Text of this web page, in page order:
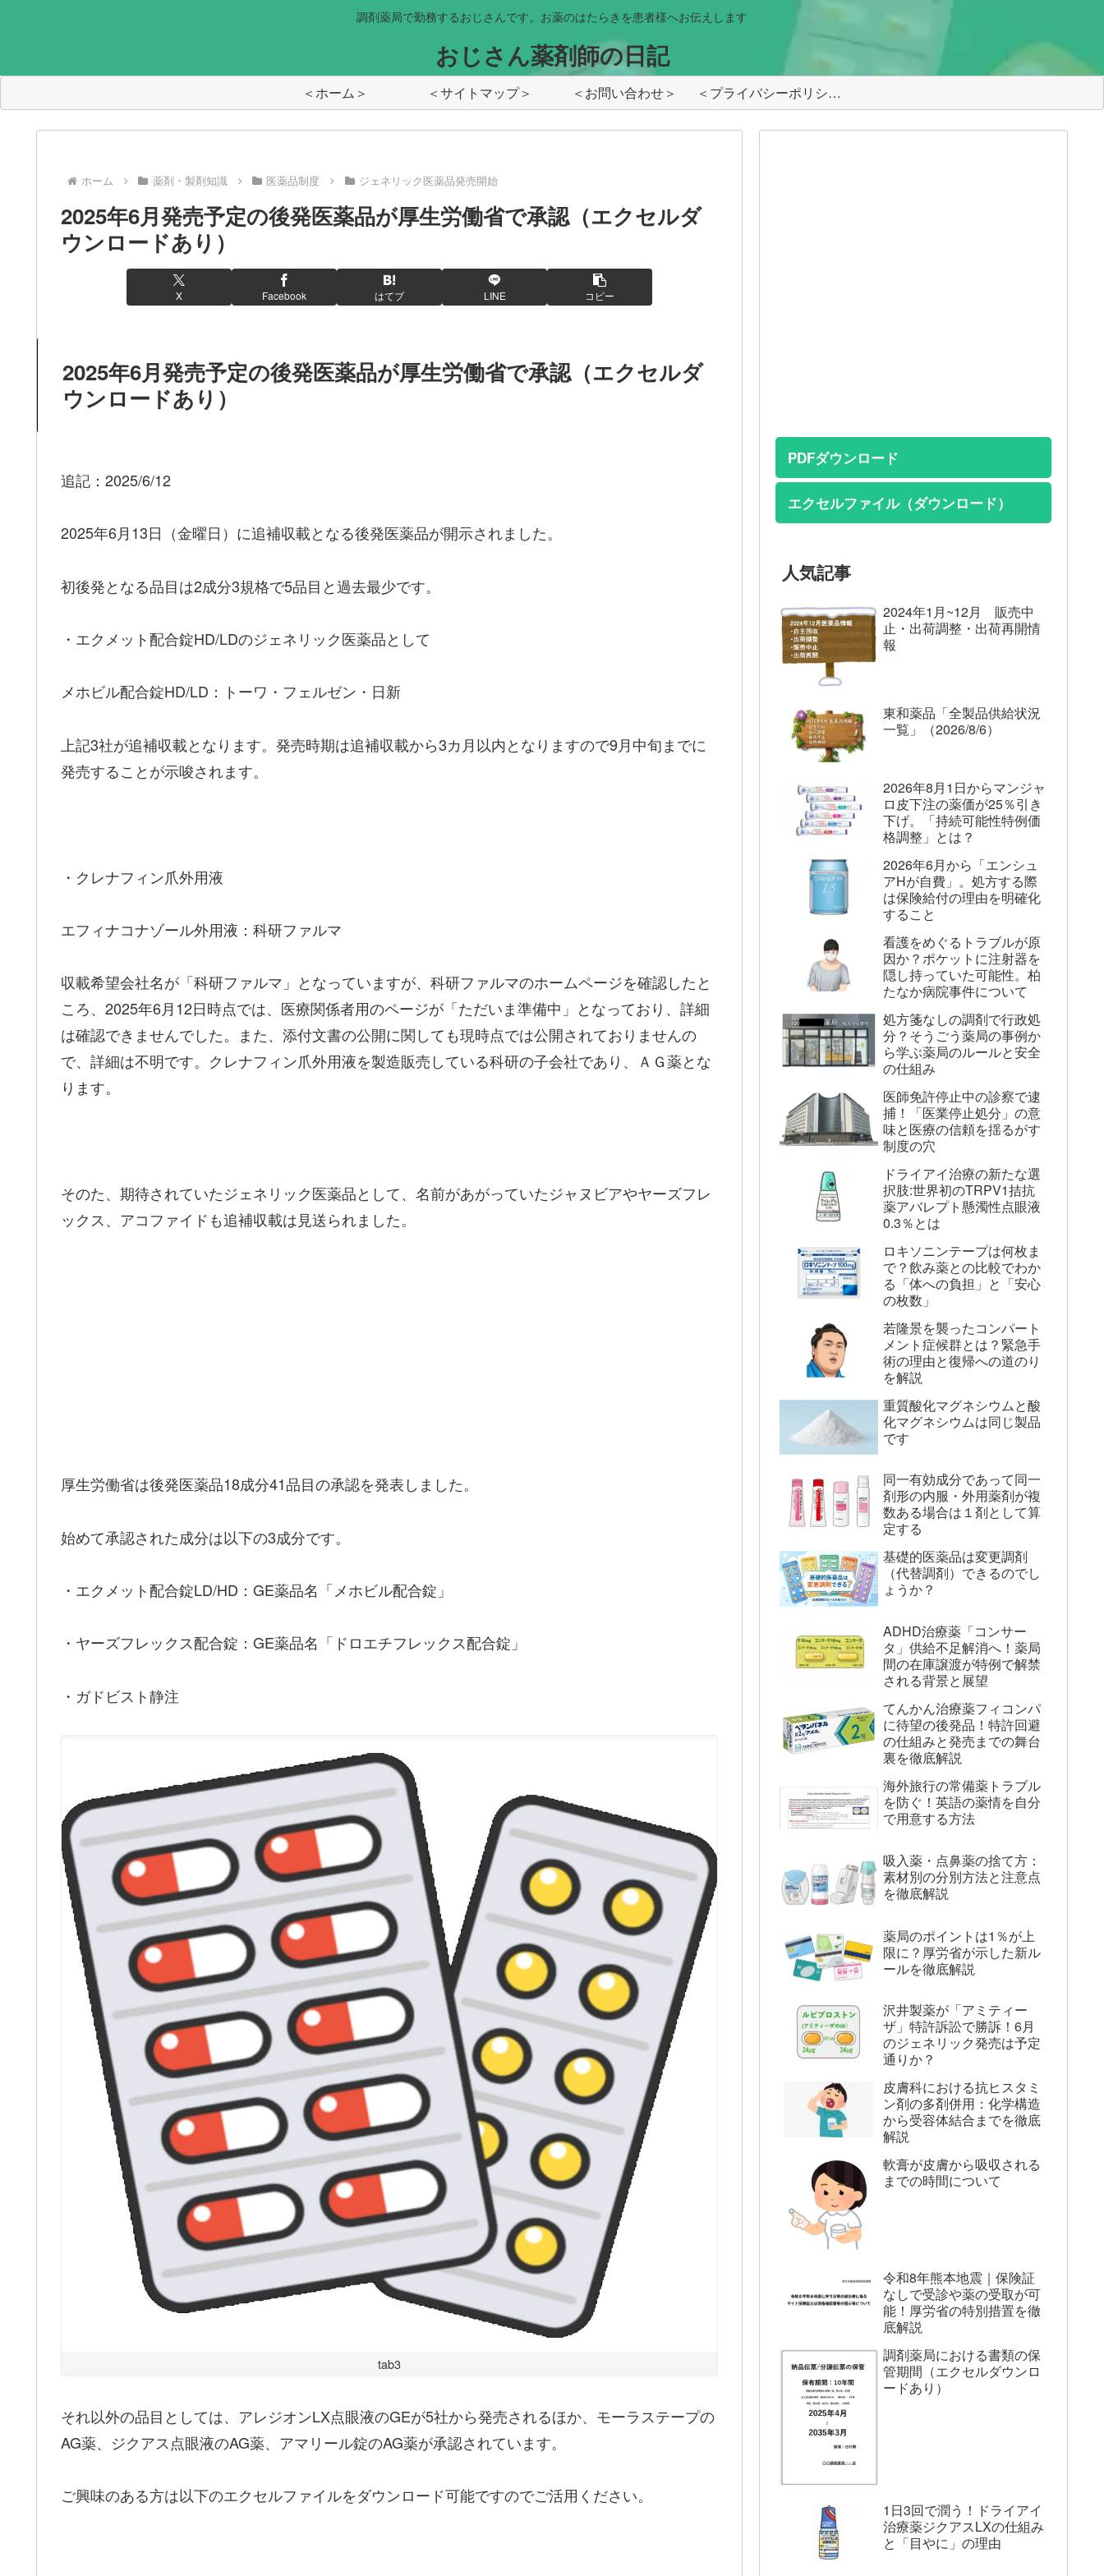
調剤薬局で勤務するおじさんです。お薬のはたらきを患者様へお伝えします
おじさん薬剤師の日記
＜ホーム＞ ＜サイトマップ＞ ＜お問い合わせ＞ ＜プライバシーポリシー＞
ホーム 薬剤・製剤知識 医薬品制度 ジェネリック医薬品発売開始
2025年6月発売予定の後発医薬品が厚生労働省で承認（エクセルダ
ウンロードあり）
X Facebook はてブ LINE コピー
2025年6月発売予定の後発医薬品が厚生労働省で承認（エクセルダ
ウンロードあり）
追記：2025/6/12
2025年6月13日（金曜日）に追補収載となる後発医薬品が開示されました。
初後発となる品目は2成分3規格で5品目と過去最少です。
・エクメット配合錠HD/LDのジェネリック医薬品として
メホビル配合錠HD/LD：トーワ・フェルゼン・日新
上記3社が追補収載となります。発売時期は追補収載から3カ月以内となりますので9月中旬までに
発売することが示唆されます。
・クレナフィン爪外用液
エフィナコナゾール外用液：科研ファルマ
収載希望会社名が「科研ファルマ」となっていますが、科研ファルマのホームページを確認したと
ころ、2025年6月12日時点では、医療関係者用のページが「ただいま準備中」となっており、詳細
は確認できませんでした。また、添付文書の公開に関しても現時点では公開されておりませんの
で、詳細は不明です。クレナフィン爪外用液を製造販売している科研の子会社であり、ＡＧ薬とな
ります。
そのた、期待されていたジェネリック医薬品として、名前があがっていたジャヌビアやヤーズフレ
ックス、アコファイドも追補収載は見送られました。
厚生労働省は後発医薬品18成分41品目の承認を発表しました。
始めて承認された成分は以下の3成分です。
・エクメット配合錠LD/HD：GE薬品名「メホビル配合錠」
・ヤーズフレックス配合錠：GE薬品名「ドロエチフレックス配合錠」
・ガドビスト静注
tab3
それ以外の品目としては、アレジオンLX点眼液のGEが5社から発売されるほか、モーラステープの
AG薬、ジクアス点眼液のAG薬、アマリール錠のAG薬が承認されています。
ご興味のある方は以下のエクセルファイルをダウンロード可能ですのでご活用ください。
PDFダウンロード
エクセルファイル（ダウンロード）
人気記事
2024年1月~12月 販売中
止・出荷調整・出荷再開情
報
東和薬品「全製品供給状況
一覧」（2026/8/6）
2026年8月1日からマンジャ
ロ皮下注の薬価が25％引き
下げ。「持続可能性特例価
格調整」とは？
2026年6月から「エンシュ
アHが自費」。処方する際
は保険給付の理由を明確化
すること
看護をめぐるトラブルが原
因か？ポケットに注射器を
隠し持っていた可能性。柏
たなか病院事件について
処方箋なしの調剤で行政処
分？そうごう薬局の事例か
ら学ぶ薬局のルールと安全
の仕組み
医師免許停止中の診察で逮
捕！「医業停止処分」の意
味と医療の信頼を揺るがす
制度の穴
ドライアイ治療の新たな選
択肢:世界初のTRPV1拮抗
薬アバレプト懸濁性点眼液
0.3％とは
ロキソニンテープは何枚ま
で？飲み薬との比較でわか
る「体への負担」と「安心
の枚数」
若隆景を襲ったコンパート
メント症候群とは？緊急手
術の理由と復帰への道のり
を解説
重質酸化マグネシウムと酸
化マグネシウムは同じ製品
です
同一有効成分であって同一
剤形の内服・外用薬剤が複
数ある場合は１剤として算
定する
基礎的医薬品は変更調剤
（代替調剤）できるのでし
ょうか？
ADHD治療薬「コンサー
タ」供給不足解消へ！薬局
間の在庫譲渡が特例で解禁
される背景と展望
てんかん治療薬フィコンパ
に待望の後発品！特許回避
の仕組みと発売までの舞台
裏を徹底解説
海外旅行の常備薬トラブル
を防ぐ！英語の薬情を自分
で用意する方法
吸入薬・点鼻薬の捨て方：
素材別の分別方法と注意点
を徹底解説
薬局のポイントは1％が上
限に？厚労省が示した新ル
ールを徹底解説
沢井製薬が「アミティー
ザ」特許訴訟で勝訴！6月
のジェネリック発売は予定
通りか？
皮膚科における抗ヒスタミ
ン剤の多剤併用：化学構造
から受容体結合までを徹底
解説
軟膏が皮膚から吸収される
までの時間について
令和8年熊本地震｜保険証
なしで受診や薬の受取が可
能！厚労省の特別措置を徹
底解説
調剤薬局における書類の保
管期間（エクセルダウンロ
ードあり）
1日3回で潤う！ドライアイ
治療薬ジクアスLXの仕組み
と「目やに」の理由